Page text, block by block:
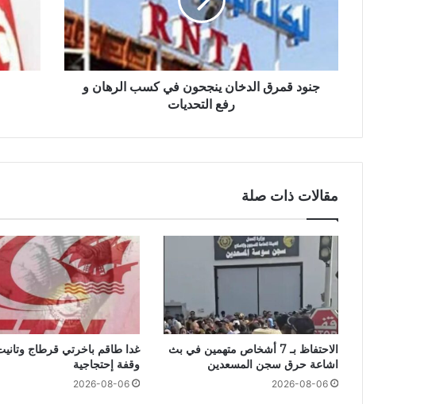
جنود قمرق الدخان ينجحون في كسب الرهان و
رفع التحديات
مقالات ذات صلة
الاحتفاظ بـ 7 أشخاص متهمين في بث
اشاعة حرق سجن المسعدين
2026-08-06
غدا طاقم باخرتي قرطاج
وقفة إحتجاجية
2026-08-06